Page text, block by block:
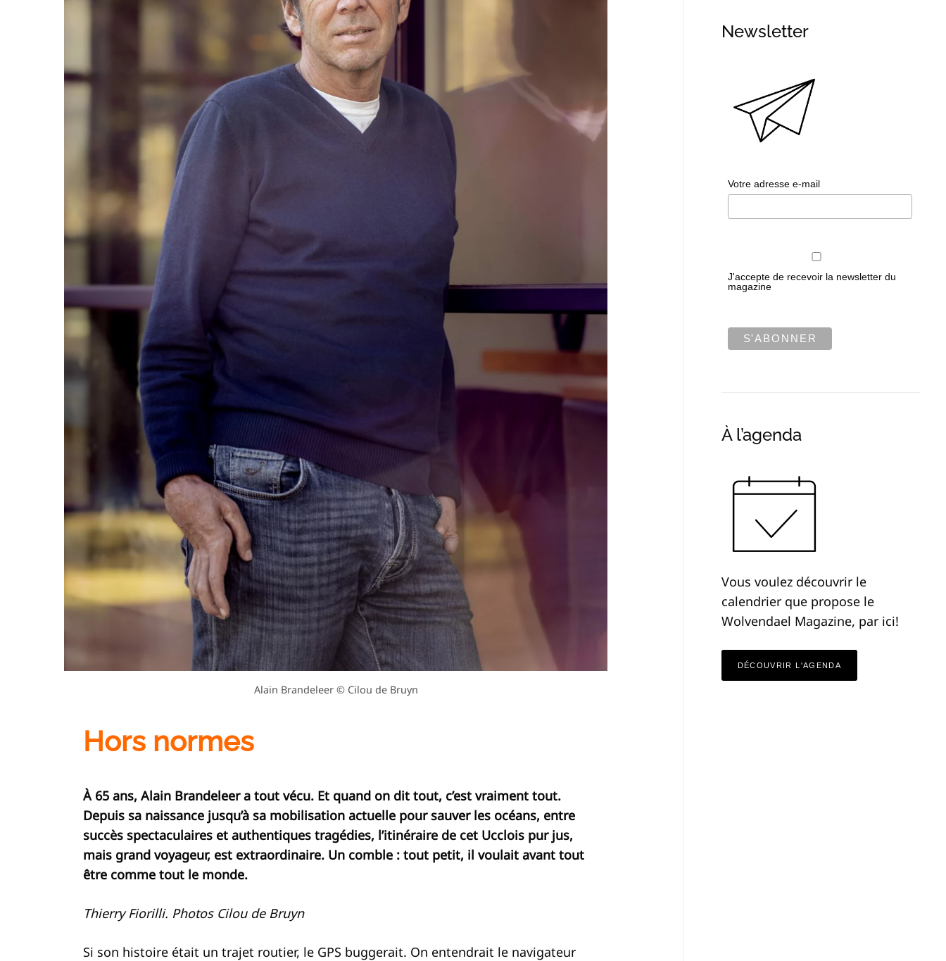
Alain Brandeleer © Cilou de Bruyn
Hors normes
À 65 ans, Alain Brandeleer a tout vécu. Et quand on dit tout, c’est vraiment tout.
Depuis sa naissance jusqu’à sa mobilisation actuelle pour sauver les océans, entre
succès spectaculaires et authentiques tragédies, l’itinéraire de cet Ucclois pur jus,
mais grand voyageur, est extraordinaire. Un comble : tout petit, il voulait avant tout
être comme tout le monde.
Thierry Fiorilli. Photos Cilou de Bruyn
Si son histoire était un trajet routier, le GPS buggerait. On entendrait le navigateur
Newsletter
Votre adresse e-mail
J'accepte de recevoir la newsletter du
magazine
À l’agenda
Vous voulez découvrir le
calendrier que propose le
Wolvendael Magazine, par ici!
DÉCOUVRIR L'AGENDA
: